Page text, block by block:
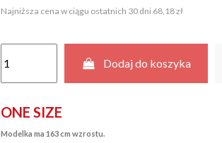
Najniższa cena w ciągu ostatnich 30 dni 68,18 zł
Dodaj do koszyka
ONE SIZE
Modelka ma 163cm wzrostu.